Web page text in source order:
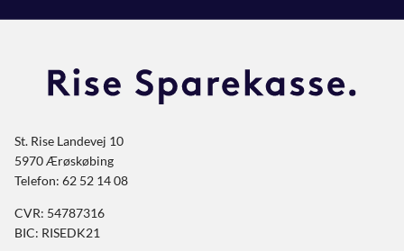
St. Rise Landevej 10
5970 Ærøskøbing
Telefon: 62 52 14 08
CVR: 54787316
BIC: RISEDK21